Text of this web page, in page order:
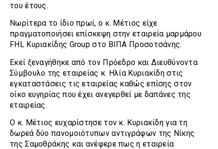
του έτους.
Νωρίτερα το ίδιο πρωί, ο κ. Μέτιος είχε
πραγματοποιήσει επίσκεψη στην εταιρεία μαρμάρου
FHL Κυριακίδης Group στο ΒΙΠΑ Προσοτσάνης.
Εκεί ξεναγήθηκε από τον Πρόεδρο και Διευθύνοντα
Σύμβουλο της εταιρείας κ. Ηλία Κυριακίδη στις
εγκαταστάσεις τις εταιρείας καθώς επίσης στον
οίκο ευγηρίας που έχει ανεγερθεί με δαπάνες της
εταιρείας.
Ο κ. Μέτιος ευχαρίστησε τον κ. Κυριακίδη για τη
δωρεά δύο πανομοιότυπων αντιγράφων της Νίκης
της Σαμοθράκης και ανέφερε πως η εταιρεία